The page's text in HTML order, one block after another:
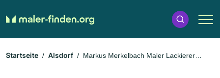
Startseite Alsdorf
Markus Merkelbach Maler Lackierer